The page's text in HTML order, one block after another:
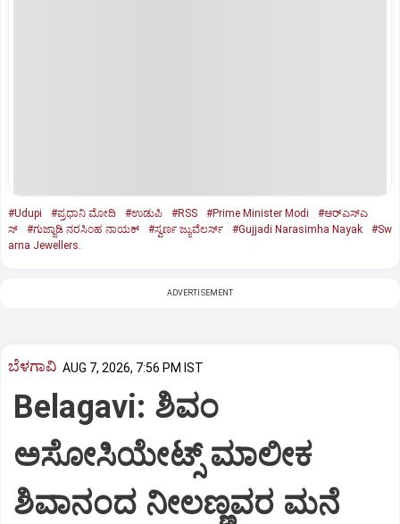
#Udupi #ಪ್ರಧಾನಿ ಮೋದಿ #ಉಡುಪಿ #RSS #Prime Minister Modi
#ಆರ್‌ಎಸ್‌ಎ
ಸ್
#ಗುಜ್ಜಾಡಿ ನರಸಿಂಹ ನಾಯಕ್ #ಸ್ವರ್ಣ ಜ್ಯುವೆಲರ್ಸ್ #Gujjadi Narasimha Nayak
#Sw
arna Jewellers.
ADVERTISEMENT
ಬೆಳಗಾವಿ AUG 7, 2026, 7:56 PM IST
Belagavi: ಶಿವಂ
ಅಸೋಸಿಯೇಟ್ಸ್ ಮಾಲೀಕ
ಶಿವಾನಂದ ನೀಲಣ್ಣವರ ಮನೆ